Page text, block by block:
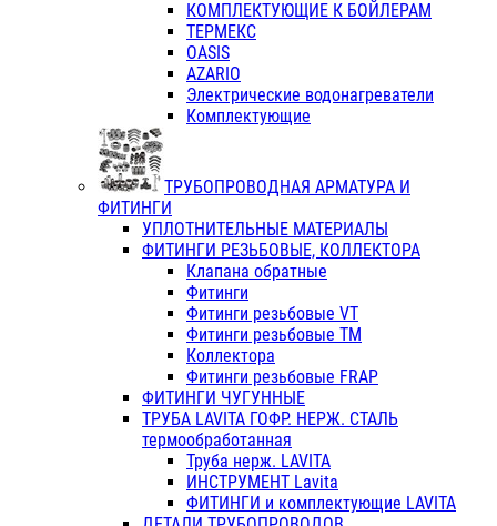
КОМПЛЕКТУЮЩИЕ К БОЙЛЕРАМ
ТЕРМЕКС
OASIS
AZARIO
Электрические водонагреватели
Комплектующие
ТРУБОПРОВОДНАЯ АРМАТУРА И
ФИТИНГИ
УПЛОТНИТЕЛЬНЫЕ МАТЕРИАЛЫ
ФИТИНГИ РЕЗЬБОВЫЕ, КОЛЛЕКТОРА
Клапана обратные
Фитинги
Фитинги резьбовые VT
Фитинги резьбовые ТМ
Коллектора
Фитинги резьбовые FRAP
ФИТИНГИ ЧУГУННЫЕ
ТРУБА LAVITA ГОФР. НЕРЖ. СТАЛЬ
термообработанная
Труба нерж. LAVITA
ИНСТРУМЕНТ Lavita
ФИТИНГИ и комплектующие LAVITA